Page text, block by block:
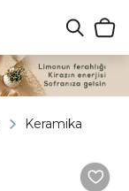
Keramika